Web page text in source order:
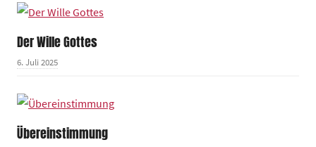
Der Wille Gottes
6. Juli 2025
Übereinstimmung